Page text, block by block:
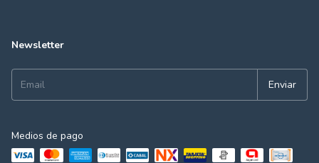
Newsletter
Medios de pago